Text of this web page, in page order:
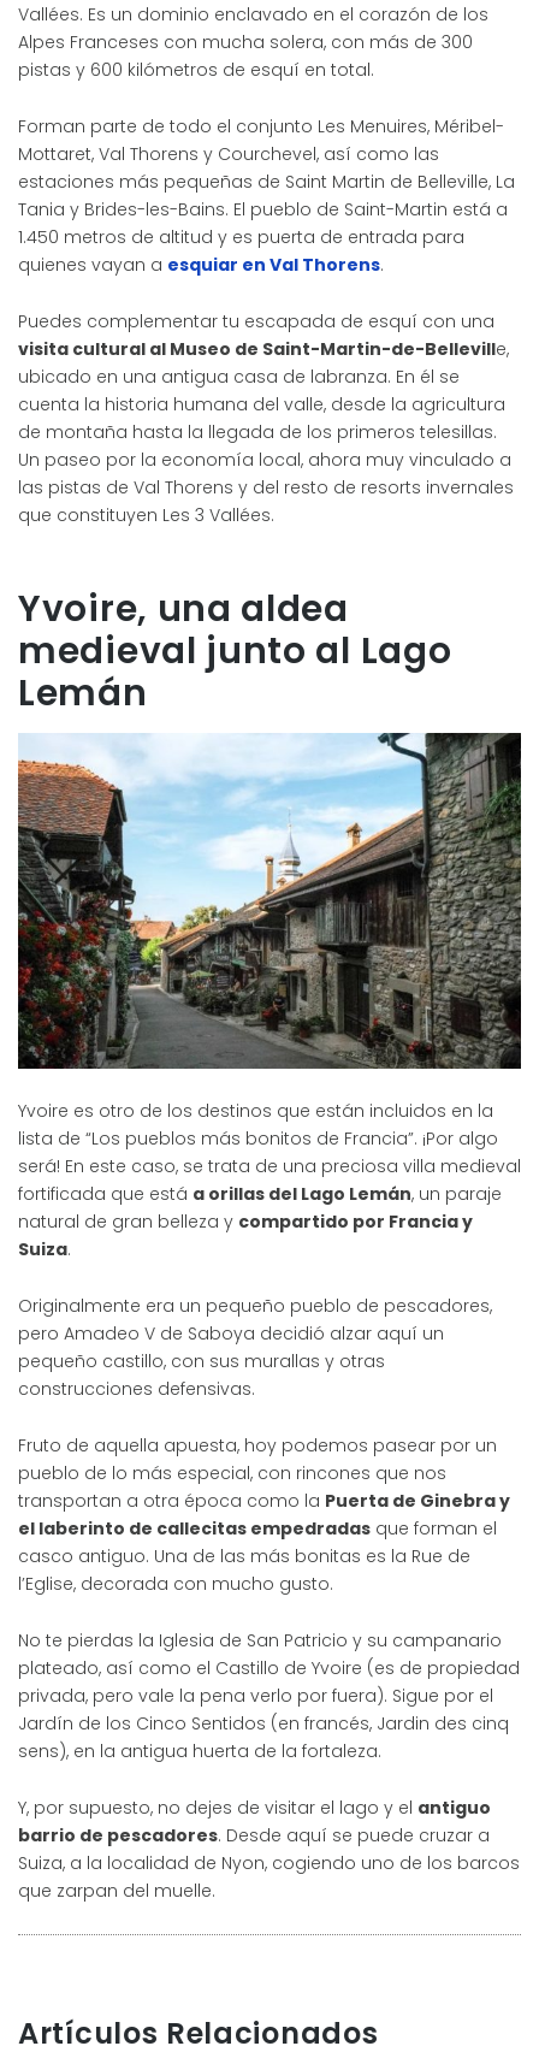
Vallées. Es un dominio enclavado en el corazón de los
Alpes Franceses con mucha solera, con más de 300
pistas y 600 kilómetros de esquí en total.
Forman parte de todo el conjunto Les Menuires, Méribel-
Mottaret, Val Thorens y Courchevel, así como las
estaciones más pequeñas de Saint Martin de Belleville, La
Tania y Brides-les-Bains. El pueblo de Saint-Martin está a
1.450 metros de altitud y es puerta de entrada para
quienes vayan a esquiar en Val Thorens.
Puedes complementar tu escapada de esquí con una
visita cultural al Museo de Saint-Martin-de-Belleville,
ubicado en una antigua casa de labranza. En él se
cuenta la historia humana del valle, desde la agricultura
de montaña hasta la llegada de los primeros telesillas.
Un paseo por la economía local, ahora muy vinculado a
las pistas de Val Thorens y del resto de resorts invernales
que constituyen Les 3 Vallées.
Yvoire, una aldea
medieval junto al Lago
Lemán
Yvoire es otro de los destinos que están incluidos en la
lista de “Los pueblos más bonitos de Francia”. ¡Por algo
será! En este caso, se trata de una preciosa villa medieval
fortificada que está a orillas del Lago Lemán, un paraje
natural de gran belleza y compartido por Francia y
Suiza.
Originalmente era un pequeño pueblo de pescadores,
pero Amadeo V de Saboya decidió alzar aquí un
pequeño castillo, con sus murallas y otras
construcciones defensivas.
Fruto de aquella apuesta, hoy podemos pasear por un
pueblo de lo más especial, con rincones que nos
transportan a otra época como la Puerta de Ginebra y
el laberinto de callecitas empedradas que forman el
casco antiguo. Una de las más bonitas es la Rue de
l’Eglise, decorada con mucho gusto.
No te pierdas la Iglesia de San Patricio y su campanario
plateado, así como el Castillo de Yvoire (es de propiedad
privada, pero vale la pena verlo por fuera). Sigue por el
Jardín de los Cinco Sentidos (en francés, Jardin des cinq
sens), en la antigua huerta de la fortaleza.
Y, por supuesto, no dejes de visitar el lago y el antiguo
barrio de pescadores. Desde aquí se puede cruzar a
Suiza, a la localidad de Nyon, cogiendo uno de los barcos
que zarpan del muelle.
Artículos Relacionados